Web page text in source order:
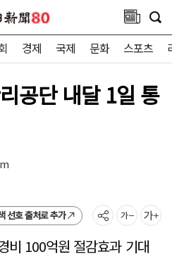
경제 국제 문화 스포츠
공단 내달 1일 통
선호 출처로 추가
비 100억원 절감효과 기대